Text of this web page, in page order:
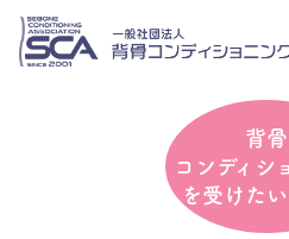
背骨
コンディシ
を受けた